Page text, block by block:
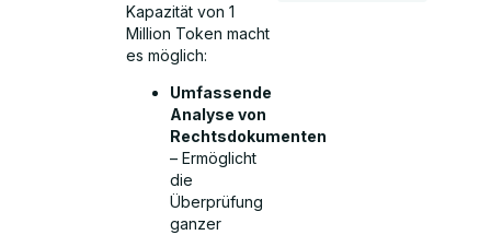
Kapazität von 1
Million Token macht
es möglich:
Umfassende
Analyse von
Rechtsdokumenten
– Ermöglicht
die
Überprüfung
ganzer